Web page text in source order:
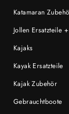
Katamaran
Jollen Ersatzteile
Kajaks
Kayak Ersatzteile
Kajak Zubehör
Gebrauchtboote